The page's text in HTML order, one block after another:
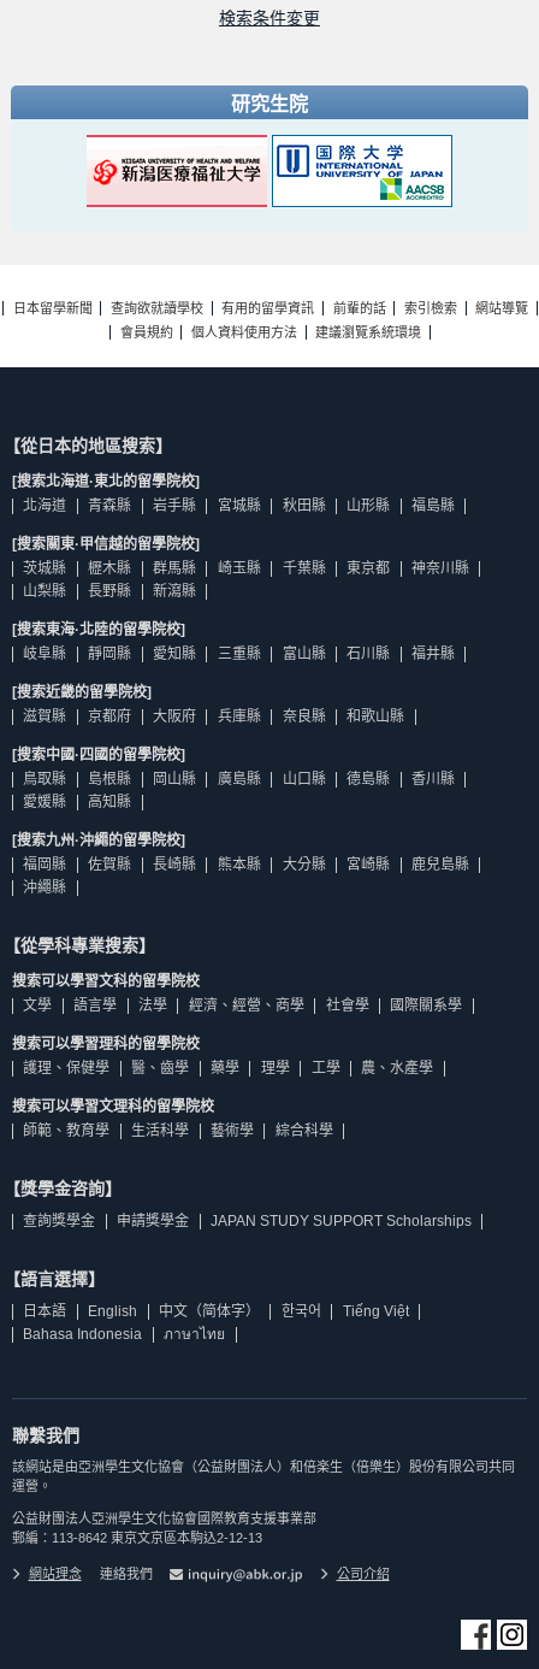
検索条件変更
研究生院
日本留學新聞 查詢欲就讀學校 有用的留學資訊 前輩的話 索引檢索
網站導覽
會員規約
個人資料使用方法 建議瀏覽系統環境
【從日本的地區搜索】
[搜索北海道·東北的留學院校]
北海道
青森縣 岩手縣 宮城縣 秋田縣 山形縣 福島縣
[搜索關東·甲信越的留學院校]
茨城縣
櫪木縣 群馬縣 崎玉縣 千葉縣 東京都
神奈川縣
山梨縣
長野縣 新瀉縣
[搜索東海·北陸的留學院校]
岐阜縣
靜岡縣 愛知縣 三重縣 富山縣 石川縣 福井縣
[搜索近畿的留學院校]
滋賀縣
京都府 大阪府 兵庫縣 奈良縣 和歌山縣
[搜索中國·四國的留學院校]
鳥取縣
島根縣 岡山縣 廣島縣 山口縣 德島縣
香川縣
愛媛縣
高知縣
[搜索九州·沖繩的留學院校]
福岡縣
佐賀縣 長崎縣 熊本縣 大分縣 宮崎縣
鹿兒島縣
沖繩縣
【從學科專業搜索】
搜索可以學習文科的留學院校
文學
語言學 法學 經濟、經營、商學 社會學 國際關系學
搜索可以學習理科的留學院校
護理、保健學
醫、齒學 藥學 理學 工學 農、水產學
搜索可以學習文理科的留學院校
師範、教育學
生活科學 藝術學 綜合科學
【獎學金咨詢】
查詢獎學金 申請獎學金 JAPAN STUDY SUPPORT Scholarships
【語言選擇】
日本語 English 中文（简体字） 한국어
Tiếng Việt
Bahasa Indonesia
ภาษาไทย
聯繫我們
該網站是由亞洲學生文化協會（公益財團法人）和倍楽生（倍樂生）股份有限公司共同
運營。
公益財團法人亞洲學生文化協會國際教育支援事業部
郵編：113-8642 東京文京區本駒込2-12-13
網站理念 連絡我們 公司介紹